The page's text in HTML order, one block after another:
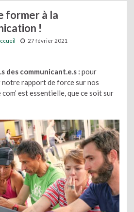
former à la
!
27 février 2021
des communicant.e.s : pour
rapport de force sur nos
est essentielle, que ce soit sur